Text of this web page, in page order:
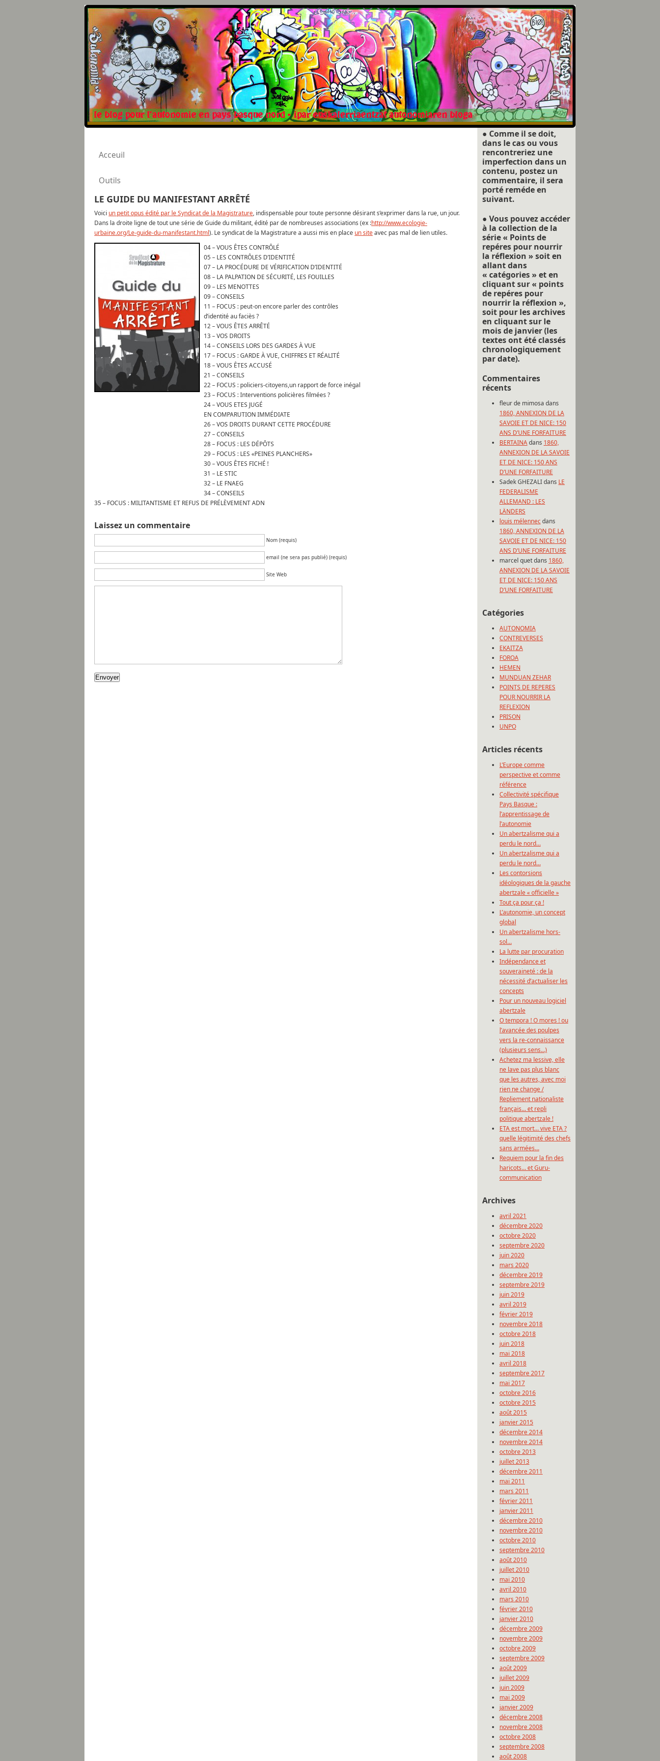
Acceuil
Outils
LE GUIDE DU MANIFESTANT ARRÊTÉ
Voici un petit opus édité par le Syndicat de la Magistrature, indispensable pour toute personne désirant s’exprimer dans la rue, un jour.
Dans la droite ligne de tout une série de Guide du militant, édité par de nombreuses associations (ex :http://www.ecologie-
urbaine.org/Le-guide-du-manifestant.html). Le syndicat de la Magistrature a aussi mis en place un siteavec pas mal de lien utiles.
04 – VOUS ÊTES CONTRÔLÉ
05 – LES CONTRÔLES D’IDENTITÉ
07 – LA PROCÉDURE DE VÉRIFICATION D’IDENTITÉ
08 – LA PALPATION DE SÉCURITÉ, LES FOUILLES
09 – LES MENOTTES
09 – CONSEILS
11 – FOCUS : peut-on encore parler des contrôles
d’identité au faciès ?
12 – VOUS ÊTES ARRÊTÉ
13 – VOS DROITS
14 – CONSEILS LORS DES GARDES À VUE
17 – FOCUS : GARDE À VUE, CHIFFRES ET RÉALITÉ
18 – VOUS ÊTES ACCUSÉ
21 – CONSEILS
22 – FOCUS : policiers-citoyens,un rapport de force inégal
23 – FOCUS : Interventions policières filmées ?
24 – VOUS ETES JUGÉ
EN COMPARUTION IMMÉDIATE
26 – VOS DROITS DURANT CETTE PROCÉDURE
27 – CONSEILS
28 – FOCUS : LES DÉPÔTS
29 – FOCUS : LES «PEINES PLANCHERS»
30 – VOUS ÊTES FICHÉ !
31 – LE STIC
32 – LE FNAEG
34 – CONSEILS
35 – FOCUS : MILITANTISME ET REFUS DE PRÉLÈVEMENT ADN
Laissez un commentaire
Nom (requis)
email (ne sera pas publié) (requis)
Site Web
● Comme il se doit,
dans le cas ou vous
rencontreriez une
imperfection dans un
contenu, postez un
commentaire, il sera
porté reméde en
suivant.
● Vous pouvez accéder
à la collection de la
série « Points de
repéres pour nourrir
la réflexion » soit en
allant dans
« catégories » et en
cliquant sur « points
de repéres pour
nourrir la réflexion »,
soit pour les archives
en cliquant sur le
mois de janvier (les
textes ont été classés
chronologiquement
par date).
Commentaires
récents
fleur de mimosa dans
1860, ANNEXION DE LA
SAVOIE ET DE NICE: 150
ANS D’UNE FORFAITURE
BERTAINAdans 1860,
ANNEXION DE LA SAVOIE
ET DE NICE: 150 ANS
D’UNE FORFAITURE
Sadek GHEZALIdans LE
FEDERALISME
ALLEMAND : LES
LÄNDERS
louis mélennecdans
1860, ANNEXION DE LA
SAVOIE ET DE NICE: 150
ANS D’UNE FORFAITURE
marcel quetdans 1860,
ANNEXION DE LA SAVOIE
ET DE NICE: 150 ANS
D’UNE FORFAITURE
Catégories
AUTONOMIA
CONTREVERSES
EKAITZA
FOROA
HEMEN
MUNDUAN ZEHAR
POINTS DE REPERES
POUR NOURRIR LA
REFLEXION
PRISON
UNPO
Articles récents
L’Europe comme
perspective et comme
référence
Collectivité spécifique
Pays Basque :
l’apprentissage de
l’autonomie
Un abertzalisme qui a
perdu le nord…
Un abertzalisme qui a
perdu le nord…
Les contorsions
idéologiques de la gauche
abertzale « officielle »
Tout ça pour ça !
L’autonomie, un concept
global
Un abertzalisme hors-
sol…
La lutte par procuration
Indépendance et
souveraineté : de la
nécessité d’actualiser les
concepts
Pour un nouveau logiciel
abertzale
O tempora ! O mores ! ou
l’avancée des poulpes
vers la re-connaissance
(plusieurs sens…)
Achetez ma lessive, elle
ne lave pas plus blanc
que les autres, avec moi
rien ne change /
Repliement nationaliste
français… et repli
politique abertzale !
ETA est mort… vive ETA ?
quelle légitimité des chefs
sans armées…
Requiem pour la fin des
haricots… et Guru-
communication
Archives
avril 2021
décembre 2020
octobre 2020
septembre 2020
juin 2020
mars 2020
décembre 2019
septembre 2019
juin 2019
avril 2019
février 2019
novembre 2018
octobre 2018
juin 2018
mai 2018
avril 2018
septembre 2017
mai 2017
octobre 2016
octobre 2015
août 2015
janvier 2015
décembre 2014
novembre 2014
octobre 2013
juillet 2013
décembre 2011
mai 2011
mars 2011
février 2011
janvier 2011
décembre 2010
novembre 2010
octobre 2010
septembre 2010
août 2010
juillet 2010
mai 2010
avril 2010
mars 2010
février 2010
janvier 2010
décembre 2009
novembre 2009
octobre 2009
septembre 2009
août 2009
juillet 2009
juin 2009
mai 2009
janvier 2009
décembre 2008
novembre 2008
octobre 2008
septembre 2008
août 2008